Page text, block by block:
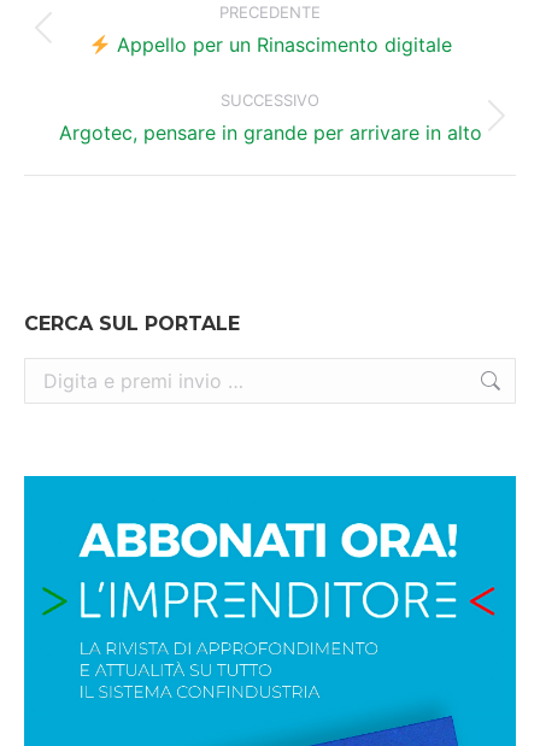
tra
PRECEDENTE
Post
Appello per un Rinascimento digitale
SUCCESSIVO
Prossimo
Argotec, pensare in grande per arrivare in alto
CERCA SUL PORTALE
Cerca: